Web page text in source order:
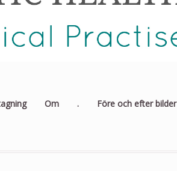
Om . Före och efter bilder